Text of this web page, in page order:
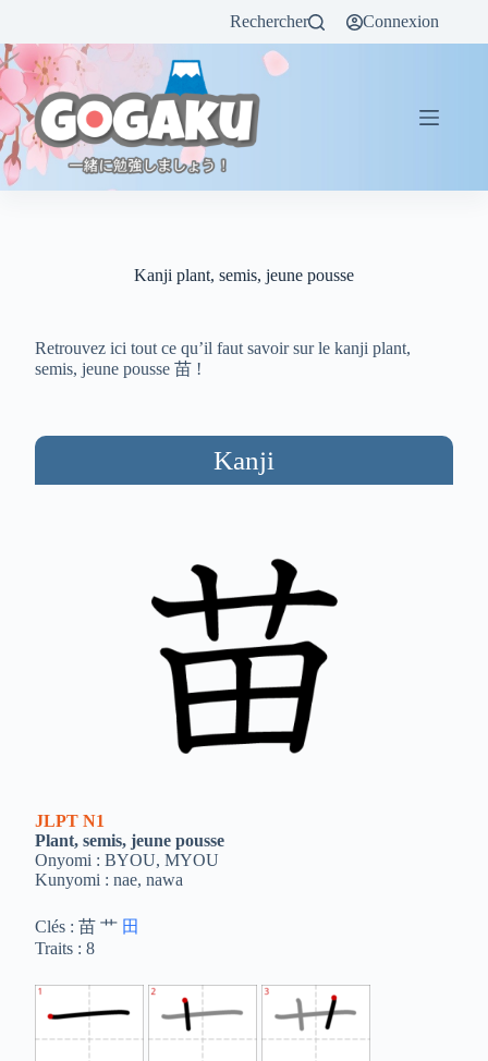
Rechercher Connexion
Kanji plant, semis, jeune pousse
Retrouvez ici tout ce qu’il faut savoir sur le kanji plant,
semis, jeune pousse 苗 !
Kanji
JLPT N1
Plant, semis, jeune pousse
Onyomi : BYOU, MYOU
Kunyomi : nae, nawa
Clés : 苗 艹 田
Traits : 8